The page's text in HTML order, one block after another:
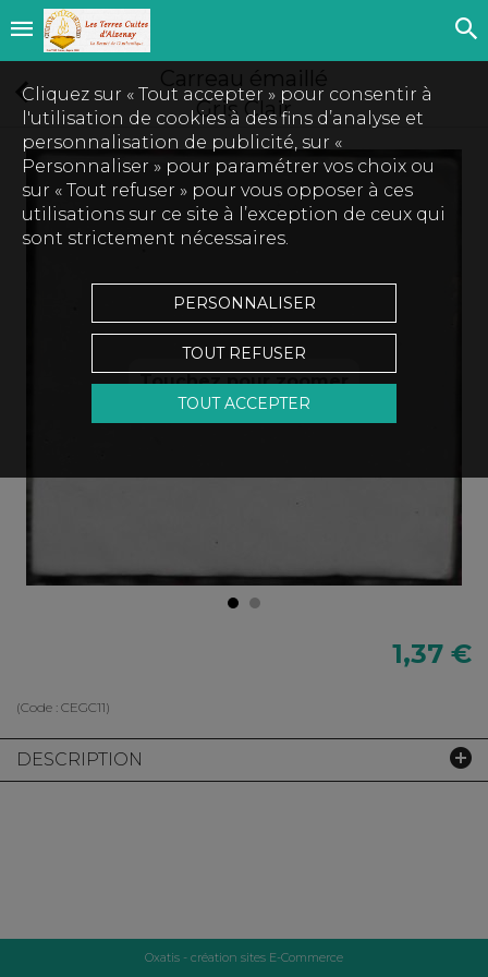
Gris Clair
Touchez pour zoomer
1,37 €
(Code : CEGC11)
DESCRIPTION
Cliquez sur « Tout accepter » pour consentir à
l'utilisation de cookies à des fins d’analyse et
personnalisation de publicité, sur «
Personnaliser » pour paramétrer vos choix ou
sur « Tout refuser » pour vous opposer à ces
utilisations sur ce site à l’exception de ceux qui
sont strictement nécessaires.
PERSONNALISER
TOUT REFUSER
TOUT ACCEPTER
Oxatis - création sites E-Commerce